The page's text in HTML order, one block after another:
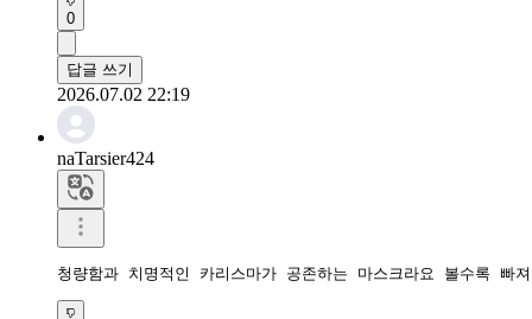
0
답글 쓰기
2026.07.02 22:19
naTarsier424
청량함과 치명적인 카리스마가 공존하는 마스크라요 볼수록 빠져